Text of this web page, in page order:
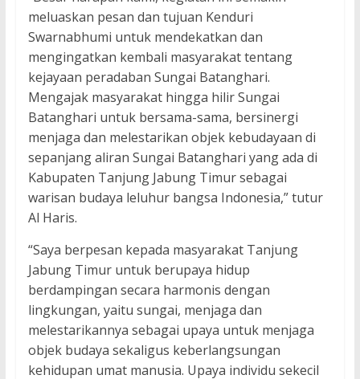
meluaskan pesan dan tujuan Kenduri
Swarnabhumi untuk mendekatkan dan
mengingatkan kembali masyarakat tentang
kejayaan peradaban Sungai Batanghari.
Mengajak masyarakat hingga hilir Sungai
Batanghari untuk bersama-sama, bersinergi
menjaga dan melestarikan objek kebudayaan di
sepanjang aliran Sungai Batanghari yang ada di
Kabupaten Tanjung Jabung Timur sebagai
warisan budaya leluhur bangsa Indonesia,” tutur
Al Haris.
“Saya berpesan kepada masyarakat Tanjung
Jabung Timur untuk berupaya hidup
berdampingan secara harmonis dengan
lingkungan, yaitu sungai, menjaga dan
melestarikannya sebagai upaya untuk menjaga
objek budaya sekaligus keberlangsungan
kehidupan umat manusia. Upaya individu sekecil